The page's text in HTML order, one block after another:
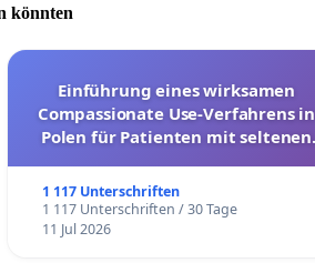
könnten
Einführung eines wirksamen
Compassionate Use-Verfahrens in
Polen für Patienten mit seltenen
1 117 Unterschriften
1 117 Unterschriften / 30 Tage
11 Jul 2026